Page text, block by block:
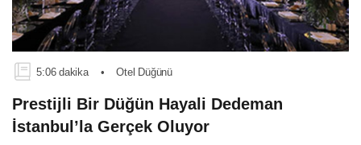
5:06 dakika • Otel Düğünü
Prestijli Bir Düğün Hayali Dedeman
İstanbul’la Gerçek Oluyor